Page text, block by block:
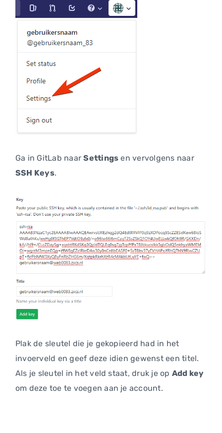
Ga in GitLab naarSettings en vervolgens naar
SSH Keys.
Plak de sleutel die je gekopieerd had in het
invoerveld en geef deze idien gewenst een titel.
Als je sleutel in het veld staat, druk je op Add key
om deze toe te voegen aan je account.